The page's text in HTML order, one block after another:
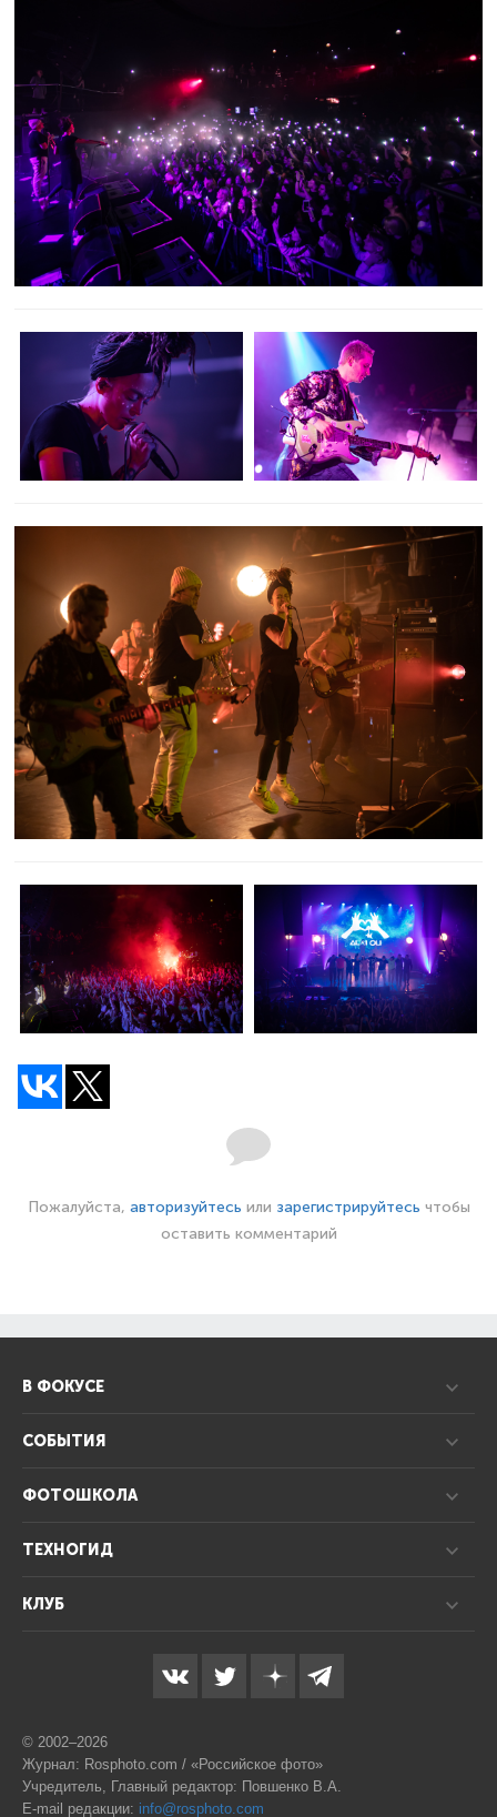
Пожалуйста, авторизуйтесь или зарегистрируйтесь чтобы
оставить комментарий
В ФОКУСЕ
СОБЫТИЯ
ФОТОШКОЛА
ТЕХНОГИД
КЛУБ
© 2002–2026
Журнал: Rosphoto.com / «Российское фото»
Учредитель, Главный редактор: Повшенко В.А.
E-mail редакции: info@rosphoto.com